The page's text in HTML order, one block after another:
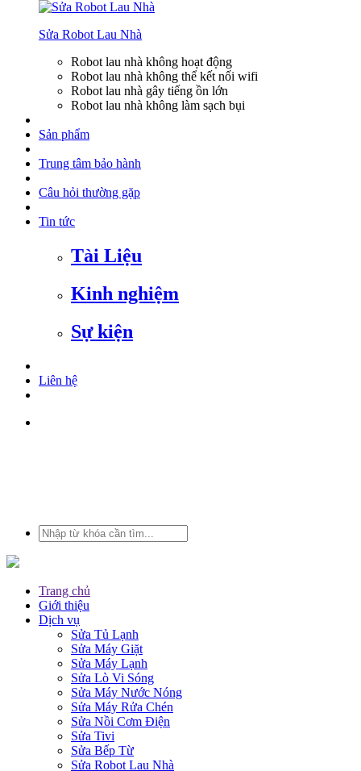
Sửa Robot Lau Nhà
Robot lau nhà không hoạt động
Robot lau nhà không thể kết nối wifi
Robot lau nhà gây tiếng ồn lớn
Robot lau nhà không làm sạch bụi
Sản phẩm
Trung tâm bảo hành
Câu hỏi thường gặp
Tin tức
Tài Liệu
Kinh nghiệm
Sự kiện
Liên hệ
Trang chủ
Giới thiệu
Dịch vụ
Sửa Tủ Lạnh
Sửa Máy Giặt
Sửa Máy Lạnh
Sửa Lò Vi Sóng
Sửa Máy Nước Nóng
Sửa Máy Rửa Chén
Sửa Nồi Cơm Điện
Sửa Tivi
Sửa Bếp Từ
Sửa Robot Lau Nhà